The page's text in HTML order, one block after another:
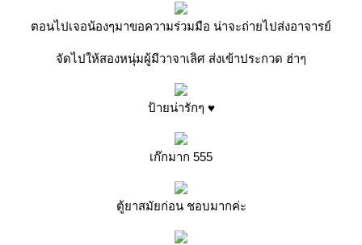
ตอนไปเจอน้องๆมาขอความร่วมมือ น่าจะถ่ายไปส่งอาจารย์
จัดไปให้สองหนุ่มผู้มีวาจาเลิศ ส่งเข้าประกวด ฮ่าๆ
ป้ายน่ารักๆ ♥
เก๊กมาก 555
ตู้ยาสมัยก่อน ชอบมากค่ะ